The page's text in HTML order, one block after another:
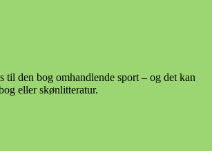
til den bog omhandlende sport – og det kan
eller skønlitteratur.